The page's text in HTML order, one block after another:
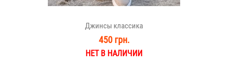
Джинсы классика
450 грн.
НЕТ В НАЛИЧИИ